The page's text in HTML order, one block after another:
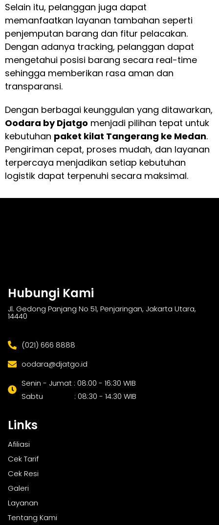
Selain itu, pelanggan juga dapat
memanfaatkan layanan tambahan seperti
penjemputan barang dan fitur pelacakan.
Dengan adanya tracking, pelanggan dapat
mengetahui posisi barang secara real-time
sehingga memberikan rasa aman dan
transparansi.
Dengan berbagai keunggulan yang ditawarkan,
Oodara by Djatgo menjadi pilihan tepat untuk
kebutuhan paket kilat Tangerang ke Medan.
Pengiriman cepat, proses mudah, dan layanan
terpercaya menjadikan setiap kebutuhan
logistik dapat terpenuhi secara maksimal.
Hubungi Kami
Jl. Gedong Panjang No 51, Penjaringan, Jakarta Utara,
14440
(021) 666 8888
oodara@djatgo.id
Senin - Jumat : 08:00 - 16:30 WIB
Sabtu : 08:30 - 14:30 WIB
Links
Afiliasi
Cek Tarif
Cek Resi
Galeri
Layanan
Tentang Kami